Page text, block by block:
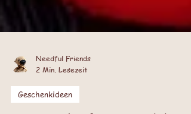
Needful Friends
2 Min. Lesezeit